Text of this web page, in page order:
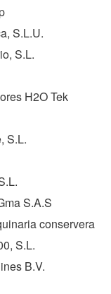
S.L.U.
S.L.
H2O Tek
S.L.
S.A.S
conservera
S.L.
B.V.